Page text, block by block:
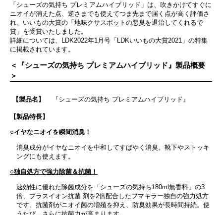
「シューズの気持ち プレミアムハイブリッド」は、吹きかけてすぐに
ニオイが消えた点、逆さまでも使えてつま先まで届く点が高く評価さ
れ、いいもの大賞の「地味クサスポットの悪臭を退治してくれるで
賞」を受賞いたしました。
詳細については、LDK2022年1月号「LDKいいもの大賞2021」の特集
に掲載されています。
＜『シューズの気持ち プレミアムハイブリッド』製品概要
＞
【製品名】 『シューズの気持ち プレミアムハイブリッド』
【製品特長】
○イヤなニオイを瞬間消臭！
消臭成分がイヤなニオイを中和してすばやく消臭。靴下やストッキ
ングにも使えます。
○独自処方で強力除菌＆抗菌！
速効性に優れた除菌成分を「シューズの気持ち180ml無香料」の3
倍、プラスイオン抗菌 剤を2倍配合したフマキラー独自の強力処方
です。抗菌剤がニオイ菌の増殖を抑え、防臭効果が長時間持続。使